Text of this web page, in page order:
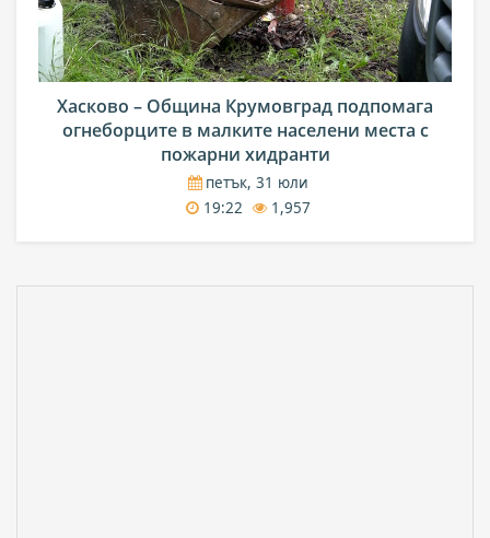
Хасково – Община Крумовград подпомага
огнеборците в малките населени места с
пожарни хидранти
петък, 31 юли
19:22
1,957